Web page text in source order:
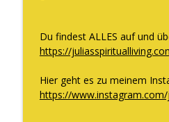
Du findest ALLES auf und
https://
Hier geht es zu meinem
https://